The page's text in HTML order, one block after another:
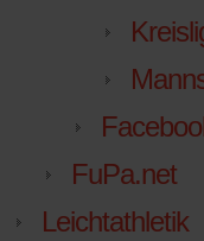
FuPa.net
Leichtathletik